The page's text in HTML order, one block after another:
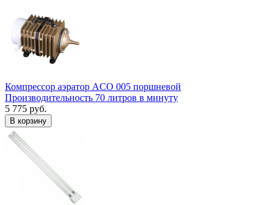
Компрессор аэратор ACO 005 поршневой
Производительность 70 литров в минуту
5 775 руб.
В корзину